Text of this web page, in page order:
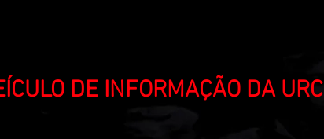
DE INFORMAÇÃO DA URC